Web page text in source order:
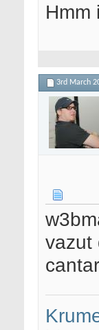
Hmm
3rd March
vazut